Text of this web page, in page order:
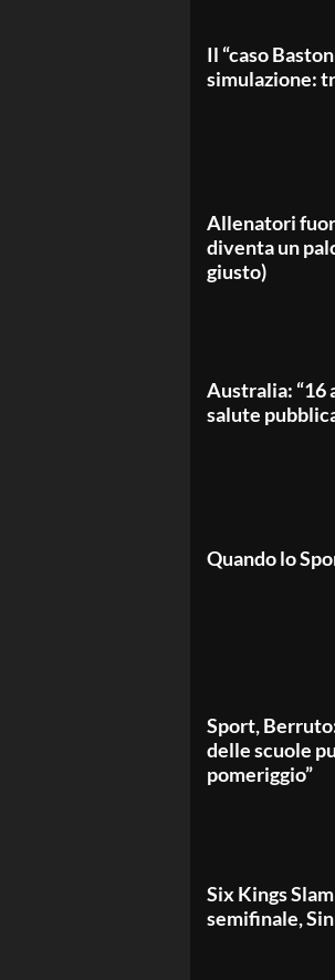
Il “caso
simulazione:
Allenatori
diventa un
giusto)
Australia: “16
salute
Quando lo
Sport,
delle scuole
pomeriggio”
Six Kings
semifinale,